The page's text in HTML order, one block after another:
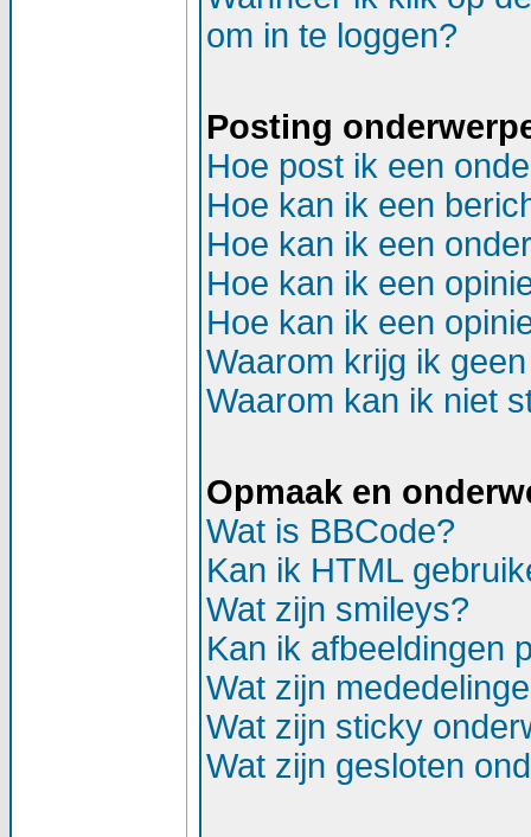
om in te loggen?
Posting
Hoe post ik een
Hoe kan ik een
Hoe kan ik een
Hoe kan ik een
Hoe kan ik een
Waarom krijg ik
Waarom kan ik niet
Opmaak en
Wat is BBCode?
Kan ik HTML
Wat zijn smileys?
Kan ik afbeeldingen
Wat zijn
Wat zijn sticky
Wat zijn gesloten